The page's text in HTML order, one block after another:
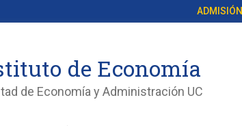
ADMISIÓN
de Economía
de Economía y Administración UC